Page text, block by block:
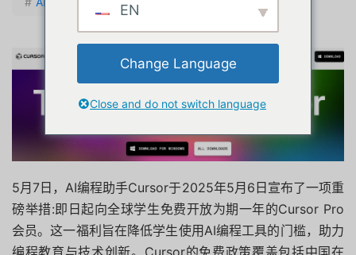
5月7日，AI编程助手Cursor于2025年5月6日宣布了一项重
磅举措:即日起向全球学生免费开放为期一年的Cursor Pro
会员。这一福利旨在降低学生使用AI编程工具的门槛，助力
编程教育与技术创新。Cursor的免费政策覆盖包括中国在
EN
Change Language
Close and do not switch language